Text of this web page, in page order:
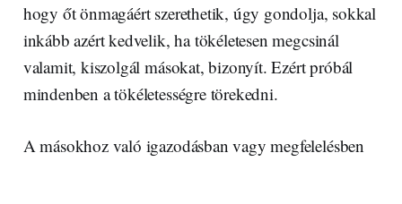
hogy őt önmagáért szerethetik, úgy gondolja, sokkal
inkább azért kedvelik, ha tökéletesen megcsinál
valamit, kiszolgál másokat, bizonyít. Ezért próbál
mindenben a tökéletességre törekedni.
A másokhoz való igazodásban vagy megfelelésben